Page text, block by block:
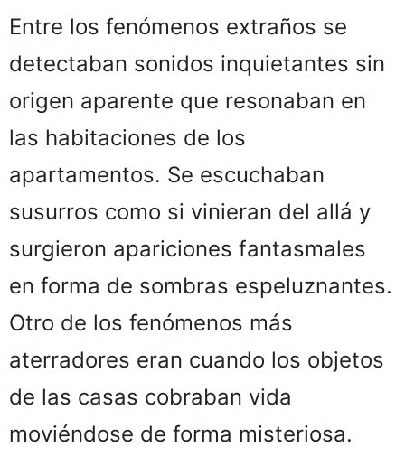
Entre los fenómenos extraños se
detectaban sonidos inquietantes sin
origen aparente que resonaban en
las habitaciones de los
apartamentos. Se escuchaban
susurros como si vinieran del allá y
surgieron apariciones fantasmales
en forma de sombras espeluznantes.
Otro de los fenómenos más
aterradores eran cuando los objetos
de las casas cobraban vida
moviéndose de forma misteriosa.